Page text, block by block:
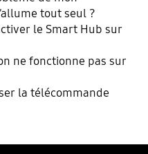
tout seul ?
le Smart Hub sur
ne fonctionne pas sur
la télécommande